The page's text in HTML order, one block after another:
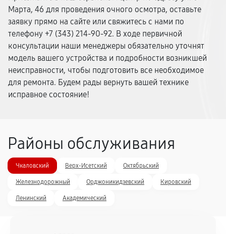
Марта, 46 для проведения очного осмотра, оставьте
заявку прямо на сайте или свяжитесь с нами по
телефону +7 (343) 214-90-92. В ходе первичной
консультации наши менеджеры обязательно уточнят
модель вашего устройства и подробности возникшей
неисправности, чтобы подготовить все необходимое
для ремонта. Будем рады вернуть вашей технике
исправное состояние!
Районы обслуживания
Чкаловский Верх-Исетский Октябрьский
Железнодорожный Орджоникидзевский Кировский
Ленинский Академический